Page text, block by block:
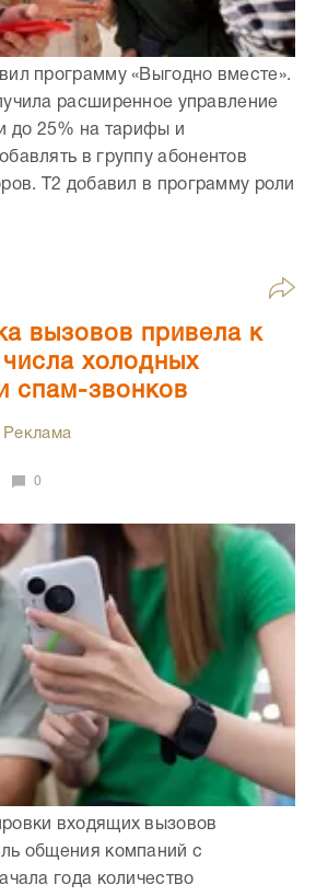
программу «Выгодно вместе».
расширенное управление
до 25% на тарифы и
в группу абонентов
Т2 добавил в программу роли
вызовов привела к
холодных
спам-звонков
0
входящих вызовов
общения компаний с
года количество